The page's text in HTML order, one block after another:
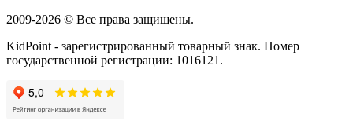
2009-2026 © Все права защищены.
KidPoint - зарегистрированный товарный знак. Номер
государственной регистрации: 1016121.